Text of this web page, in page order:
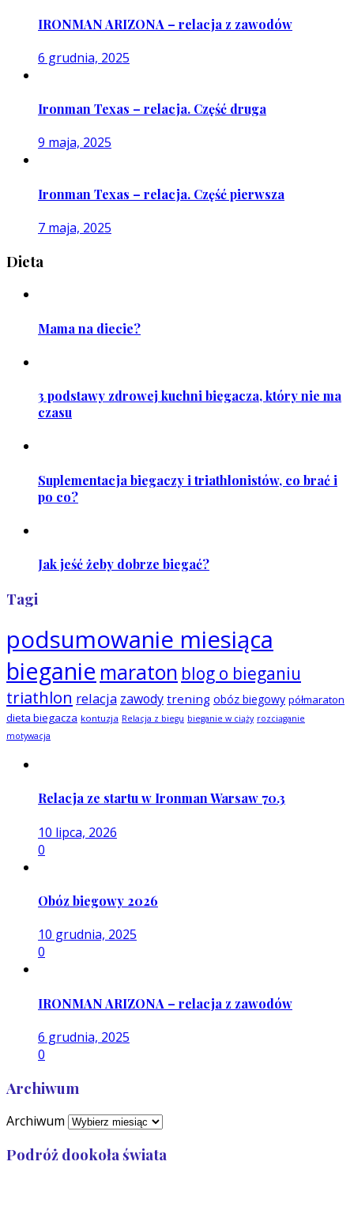
IRONMAN ARIZONA – relacja z zawodów
6 grudnia, 2025
Ironman Texas – relacja. Część druga
9 maja, 2025
Ironman Texas – relacja. Część pierwsza
7 maja, 2025
Dieta
Mama na diecie?
3 podstawy zdrowej kuchni biegacza, który nie ma
czasu
Suplementacja biegaczy i triathlonistów, co brać i
po co?
Jak jeść żeby dobrze biegać?
Tagi
podsumowanie miesiąca
bieganie maraton blog o bieganiu
triathlon relacja zawody trening obóz biegowy półmaraton
dieta biegacza kontuzja Relacja z biegu bieganie w ciąży rozciąganie
motywacja
Relacja ze startu w Ironman Warsaw 70.3
10 lipca, 2026
0
Obóz biegowy 2026
10 grudnia, 2025
0
IRONMAN ARIZONA – relacja z zawodów
6 grudnia, 2025
0
Archiwum
Archiwum
Podróż dookoła świata